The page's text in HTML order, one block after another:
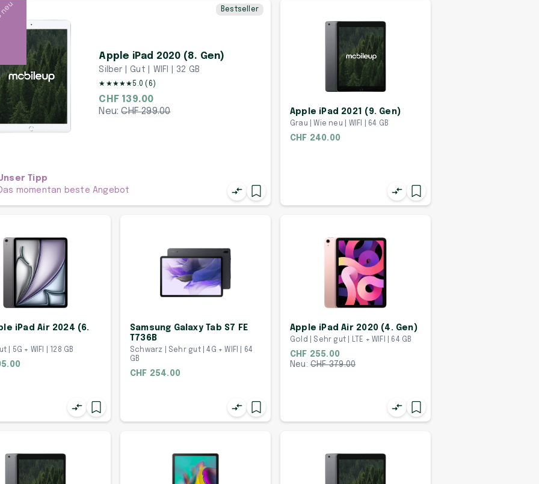
Bestseller
Apple iPad 2020 (8. Gen)
Silber | Gut | WIFI | 32 GB
★ ★★★★5.0 ( 6 )
CHF 139.00
Neu:CHF299.00
Tipp
momentan beste Angebot
Apple iPad 2021 (9. Gen)
Grau | Wie neu | WIFI | 64 GB
CHF 240.00
iPad Air 2024 (6.
| 5G + WIFI | 128 GB
Samsung Galaxy Tab S7 FE
T736B
Schwarz | Sehr gut | 4G + WIFI | 64
GB
CHF 254.00
Apple iPad Air 2020 (4. Gen)
Gold | Sehr gut | LTE + WIFI | 64 GB
CHF 255.00
Neu:CHF379.00